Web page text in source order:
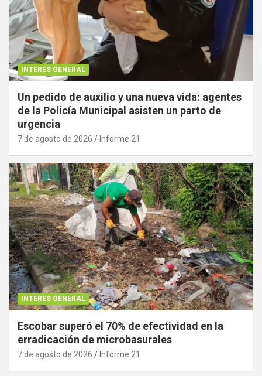
INTERES GENERAL
Un pedido de auxilio y una nueva vida: agentes
de la Policía Municipal asisten un parto de
urgencia
7 de agosto de 2026 Informe 21
INTERES GENERAL
Escobar superó el 70% de efectividad en la
erradicación de microbasurales
7 de agosto de 2026 Informe 21